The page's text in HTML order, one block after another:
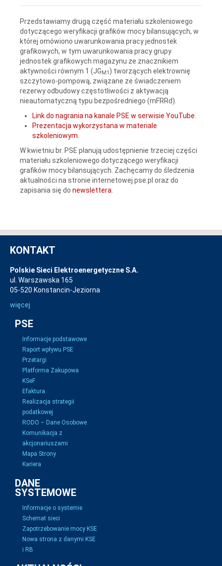
Przedstawiamy drugą część materiału szkoleniowego
dotyczącego weryfikacji grafików mocy bilansujących, w
której omówiono uwarunkowania pracy jednostek
grafikowych, w tym uwarunkowania pracy grupy
jednostek grafikowych magazynu ze znacznikiem
aktywności równym 1 (JG M1 ) tworzących elektrownię
szczytowo-pompową, związane ze świadczeniem
rezerwy odbudowy częstotliwości z aktywacją
nieautomatyczną typu bezpośredniego (mFRRd).
Link do nagrania na kanale PSE w serwisie YouTube.
Prezentacja wykorzystana w materiale
szkoleniowym.
W kwietniu br. PSE planują udostępnienie trzeciej części
materiału szkoleniowego dotyczącego weryfikacji
grafików mocy bilansujących. Zachęcamy do śledzenia
aktualności na stronie internetowej pse.pl oraz do
zapisania się do newslettera
KONTAKT
Polskie Sieci Elektroenergetyczne S.A.
ul. Warszawska 165
05-520 Konstancin-Jeziorna
więcej
PSE
Informacje podstawowe
Raport wpływu PSE
Przetargi
Platforma Zakupowa
KSeF
Efaktura
Realizacja strategii
podatkowej
RODO – Dane Osobowe
Komunikacja z
akcjonariuszami
Mapa Strony
Kariera
DANE
SYSTEMOWE
Informacje o systemie
Schemat sieci
Zapotrzebowanie mocy KSE
Nowa strona z danymi KSE
i RB